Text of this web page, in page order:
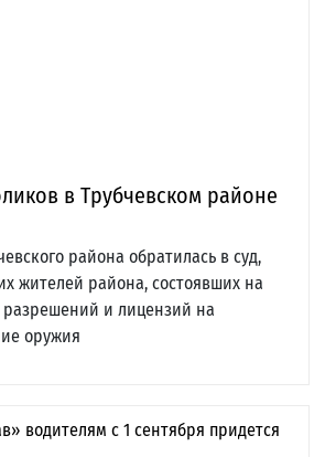
в Трубчевском районе
района обратилась в суд,
жителей района, состоявших на
разрешений и лицензий на
оружия